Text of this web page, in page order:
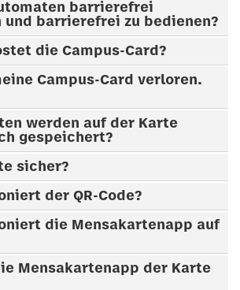
barrierefrei
und barrierefrei zu bedienen?
die Campus-Card?
Campus-Card verloren.
werden auf der Karte
gespeichert?
sicher?
der QR-Code?
die Mensakartenapp auf
Mensakartenapp der Karte